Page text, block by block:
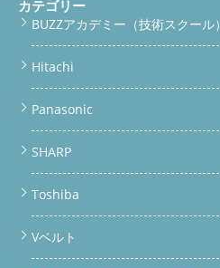
カテゴリー
BUZZアカデミー（技術スクール）
Hitachi
Panasonic
SHARP
Toshiba
Vベルト